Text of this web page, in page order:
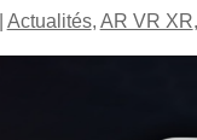
Actualités, AR VR XR,